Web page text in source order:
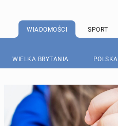
WIADOMOŚCI SPORT
WIELKA BRYTANIA POLSKA